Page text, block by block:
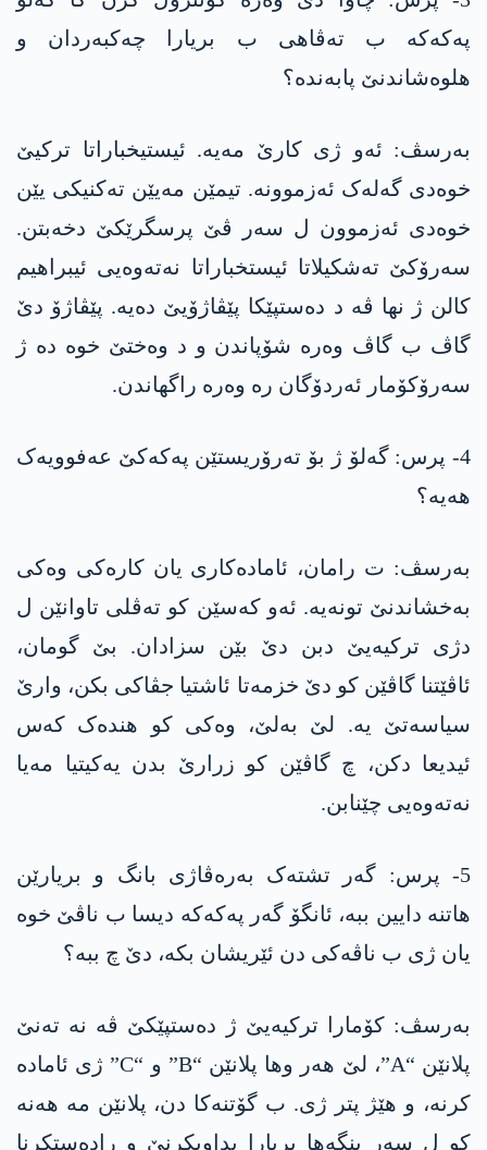
پەکەکە ب تەڤاھی ب بریارا چەکبەردان و
ھلوەشاندنێ پابەندە؟
بەرسڤ: ئەو ژی کارێ مەیە. ئیستیخباراتا ترکیێ
خوەدی گەلەک ئەزموونە. تیمێن مەیێن تەکنیکی یێن
خوەدی ئەزموون ل سەر ڤێ پرسگرێکێ دخەبتن.
سەرۆکێ تەشکیلاتا ئیستخباراتا نەتەوەیی ئیبراھیم
کالن ژ نھا ڤە د دەستپێکا پێڤاژۆیێ دەیە. پێڤاژۆ دێ
گاڤ ب گاڤ وەرە شۆپاندن و د وەختێ خوە دە ژ
سەرۆکۆمار ئەردۆگان رە وەرە راگھاندن.
4- پرس: گەلۆ ژ بۆ تەرۆریستێن پەکەکێ عەفوویەک
ھەیە؟
بەرسڤ: ت رامان، ئامادەکاری یان کارەکی وەکی
بەخشاندنێ تونەیە. ئەو کەسێن کو تەڤلی تاوانێن ل
دژی ترکیەیێ دبن دێ بێن سزادان. بێ گومان،
ئاڤێتنا گاڤێن کو دێ خزمەتا ئاشتیا جڤاکی بکن، وارێ
سیاسەتێ یە. لێ بەلێ، وەکی کو ھندەک کەس
ئیدیعا دکن، چ گاڤێن کو زرارێ بدن یەکیتیا مەیا
نەتەوەیی چێنابن.
5- پرس: گەر تشتەک بەرەڤاژی بانگ و بریارێن
ھاتنە دایین ببە، ئانگۆ گەر پەکەکە دیسا ب ناڤێ خوە
یان ژی ب ناڤەکی دن ئێریشان بکە، دێ چ ببە؟
بەرسڤ: کۆمارا ترکیەیێ ژ دەستپێکێ ڤە نە تەنێ
پلانێن “A”، لێ ھەر وھا پلانێن “B” و “C” ژی ئامادە
کرنە، و هێژ پتر ژی. ب گۆتنەکا دن، پلانێن مە ھەنە
کو ل سەر بنگەھا بریارا بداویکرنێ و رادەستکرنا